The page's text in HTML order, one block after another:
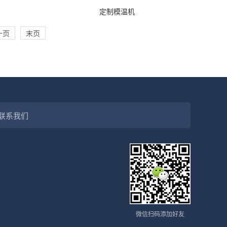
定制模温机
页 末页
系我们
微信扫码添加好友